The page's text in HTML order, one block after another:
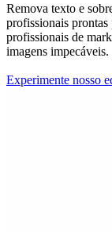
Remova texto e
profissionais
profissionais de
imagens impecáveis.
Experimente nosso